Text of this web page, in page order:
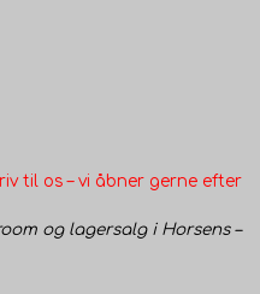
til os – vi åbner gerne efter
og lagersalg i Horsens –